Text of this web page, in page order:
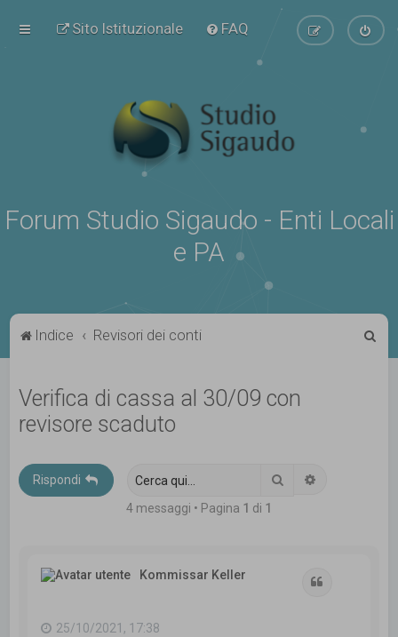
Sito Istituzionale FAQ
Forum Studio Sigaudo - Enti Locali
e PA
Indice Revisori dei conti
Verifica di cassa al 30/09 con
revisore scaduto
Rispondi Cerca
4 messaggi • Pagina 1 di 1
Kommissar Keller
25/10/2021, 17:38